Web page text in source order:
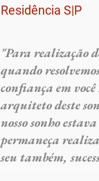
Residência S|P
"Para realização
quando
confiança em
arquiteto deste
nosso sonho
permaneça
seu também,